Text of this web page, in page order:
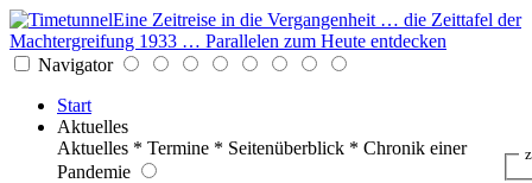
Eine Zeitreise in die Vergangenheit … die Zeittafel der
Machtergreifung 1933 … Parallelen zum Heute entdecken
Navigator
Start
Aktuelles
Aktuelles * Termine * Seitenüberblick * Chronik einer
Pandemie